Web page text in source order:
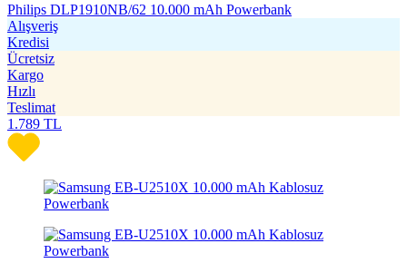
Philips DLP1910NB/62 10.000 mAh Powerbank
Alışveriş
Kredisi
Ücretsiz
Kargo
Hızlı
Teslimat
1.789 TL